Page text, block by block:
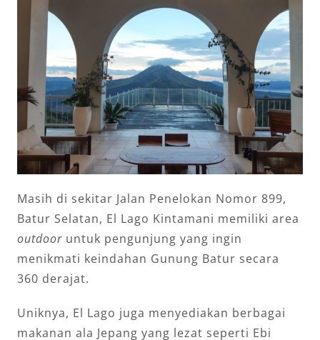
Masih di sekitar Jalan Penelokan Nomor 899,
Batur Selatan, El Lago Kintamani memiliki area
outdooruntuk pengunjung yang ingin
menikmati keindahan Gunung Batur secara
360 derajat.
Uniknya, El Lago juga menyediakan berbagai
makanan ala Jepang yang lezat seperti Ebi